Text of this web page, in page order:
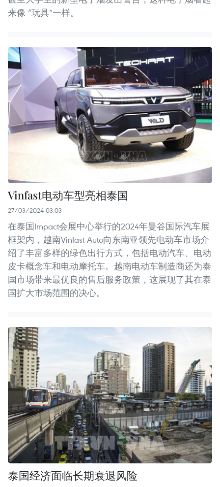
来像 “玩具”一样。
Vinfast电动车型亮相泰国
27/03/2024 03:03
在泰国Impact会展中心举行的2024年曼谷国际汽车展
框架内，越南Vinfast Auto向东南亚领先电动车市场介
绍了丰富多样的绿色出行方式，包括电动汽车、电动
皮卡概念车和电动摩托车。越南电动车制造商还为泰
国市场带来最优良的售后服务政策，这展现了其在泰
国扩大市场范围的决心。
泰国经济面临长期衰退风险